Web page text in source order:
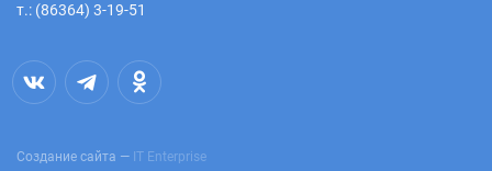
т.: (86364) 3-19-51
Создание сайта — IT Enterprise